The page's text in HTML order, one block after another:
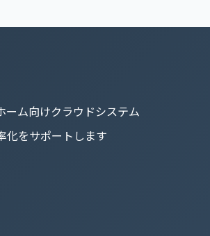
ーム向けクラウドシステム
化をサポートします